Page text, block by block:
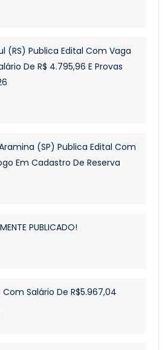
(RS) Publica Edital Com Vaga
De R$ 4.795,96 E Provas
(SP) Publica Edital Com
Em Cadastro De Reserva
PUBLICADO!
Salário De R$5.967,04